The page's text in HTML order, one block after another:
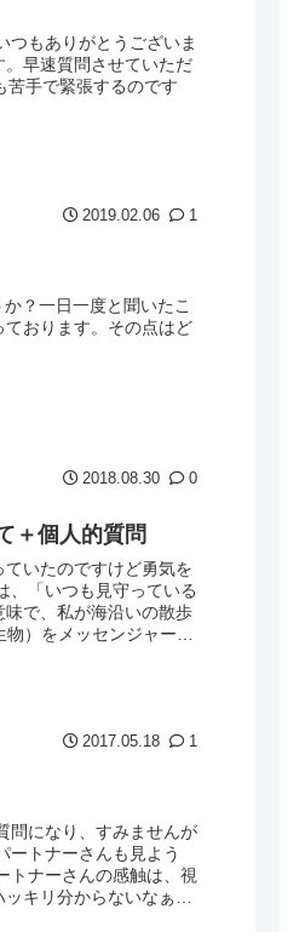
つもありがとうございま
早速質問させていただ
苦手で緊張するのです
2019.02.06 1
？一日一度と聞いたこ
おります。その点はど
2018.08.30 0
＋個人的質問
いたのですけど勇気を
「いつも見守っている
で、私が海沿いの散歩
）をメッセンジャーに
2017.05.18 1
問になり、すみませんが
ートナーさんも見よう
トナーさんの感触は、視
キリ分からないなぁ